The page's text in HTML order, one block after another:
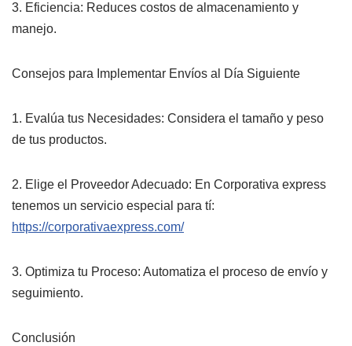
3.⁠ ⁠Eficiencia: Reduces costos de almacenamiento y
manejo.
Consejos para Implementar Envíos al Día Siguiente
1.⁠ ⁠Evalúa tus Necesidades: Considera el tamaño y peso
de tus productos.
2.⁠ ⁠Elige el Proveedor Adecuado: En Corporativa express
tenemos un servicio especial para tí:
https://corporativaexpress.com/
3.⁠ ⁠Optimiza tu Proceso: Automatiza el proceso de envío y
seguimiento.
Conclusión